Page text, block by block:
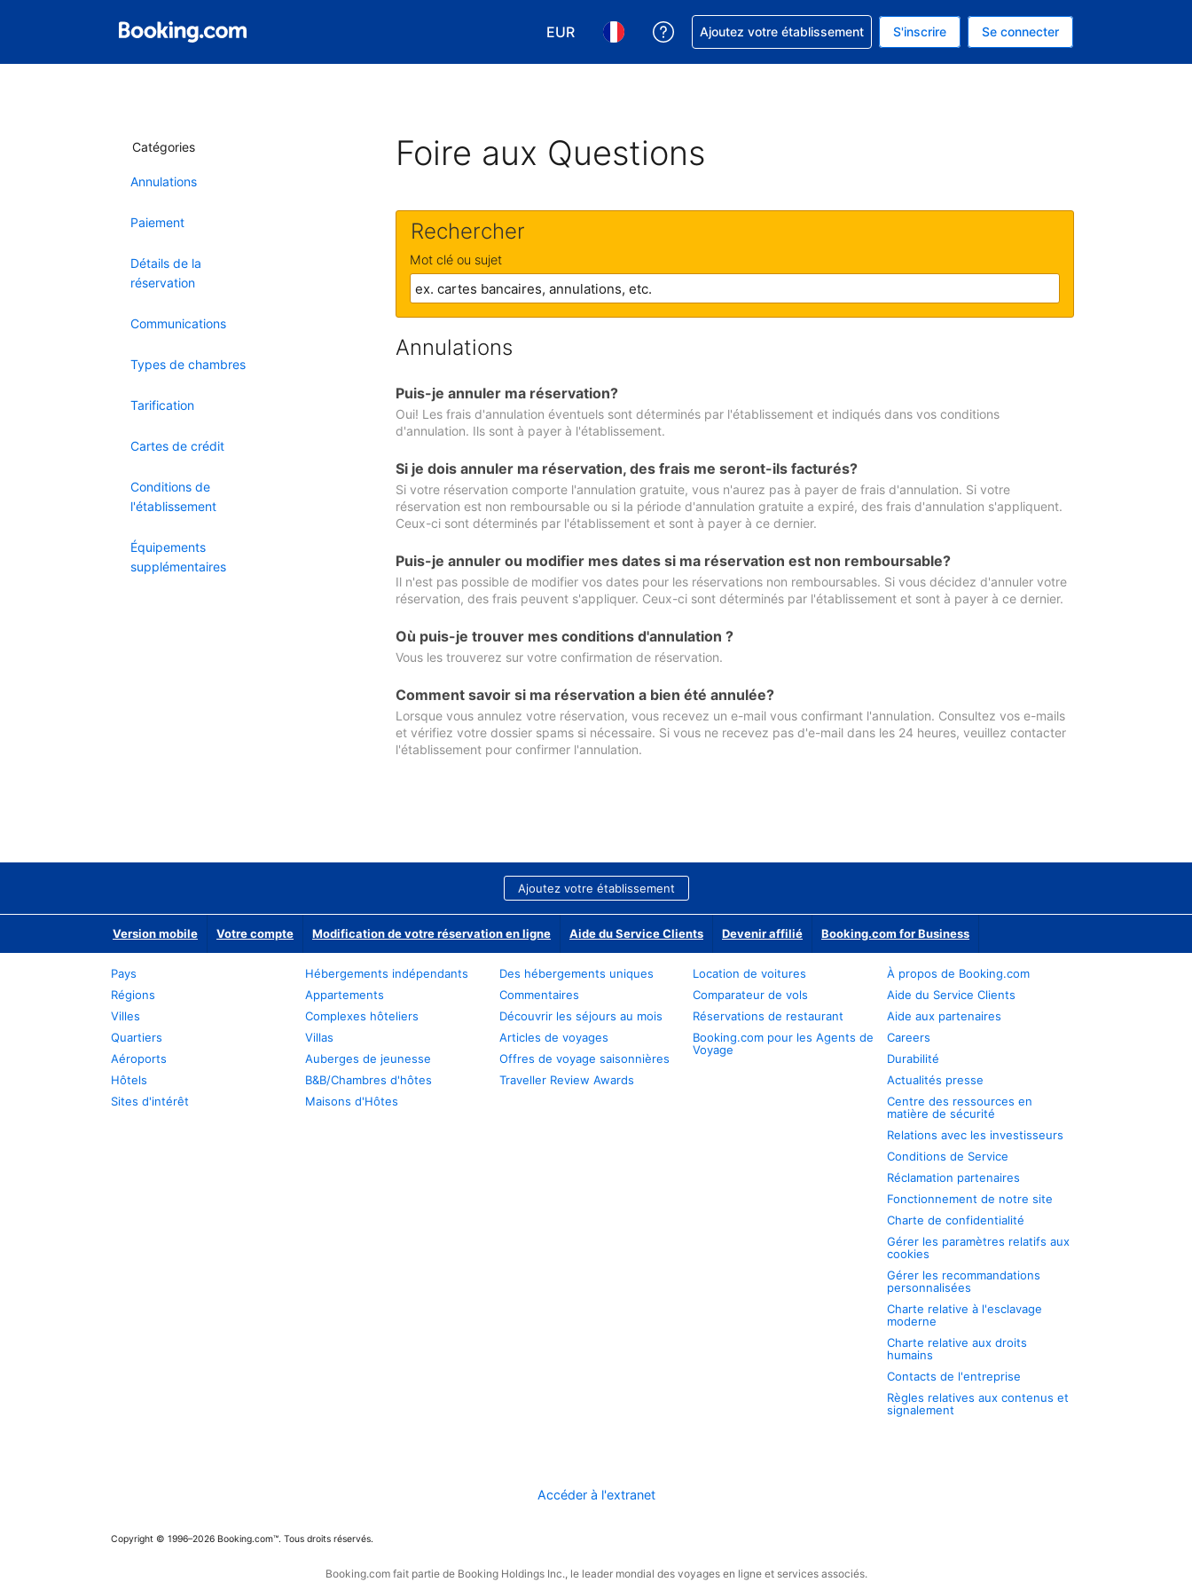
EUR
Choisissez votre devise. Votre devise actuelle est celle-ci : EUR.
Choisissez votre langue. Votre langue actuelle est celle-ci : Français.
Obtenez de l'aide concernant votre réservation
Ajoutez votre établissement S'inscrire Se connecter
Catégories
Annulations
Paiement
Détails de la
réservation
Communications
Types de chambres
Tarification
Cartes de crédit
Conditions de
l'établissement
Équipements
supplémentaires
Foire aux Questions
Rechercher
Mot clé ou sujet
Annulations
Puis-je annuler ma réservation?
Oui! Les frais d'annulation éventuels sont déterminés par l'établissement et indiqués dans vos conditions
d'annulation. Ils sont à payer à l'établissement.
Si je dois annuler ma réservation, des frais me seront-ils facturés?
Si votre réservation comporte l'annulation gratuite, vous n'aurez pas à payer de frais d'annulation. Si votre
réservation est non remboursable ou si la période d'annulation gratuite a expiré, des frais d'annulation s'appliquent.
Ceux-ci sont déterminés par l'établissement et sont à payer à ce dernier.
Puis-je annuler ou modifier mes dates si ma réservation est non remboursable?
Il n'est pas possible de modifier vos dates pour les réservations non remboursables. Si vous décidez d'annuler votre
réservation, des frais peuvent s'appliquer. Ceux-ci sont déterminés par l'établissement et sont à payer à ce dernier.
Où puis-je trouver mes conditions d'annulation ?
Vous les trouverez sur votre confirmation de réservation.
Comment savoir si ma réservation a bien été annulée?
Lorsque vous annulez votre réservation, vous recevez un e-mail vous confirmant l'annulation. Consultez vos e-mails
et vérifiez votre dossier spams si nécessaire. Si vous ne recevez pas d'e-mail dans les 24 heures, veuillez contacter
l'établissement pour confirmer l'annulation.
Ajoutez votre établissement
Version mobile Votre compte Modification de votre réservation en ligne Aide du Service Clients Devenir affilié Booking.com for Business
Pays
Régions
Villes
Quartiers
Aéroports
Hôtels
Sites d'intérêt
Hébergements indépendants
Appartements
Complexes hôteliers
Villas
Auberges de jeunesse
B&B/Chambres d'hôtes
Maisons d'Hôtes
Des hébergements uniques
Commentaires
Découvrir les séjours au mois
Articles de voyages
Offres de voyage saisonnières
Traveller Review Awards
Location de voitures
Comparateur de vols
Réservations de restaurant
Booking.com pour les Agents de
Voyage
À propos de Booking.com
Aide du Service Clients
Aide aux partenaires
Careers
Durabilité
Actualités presse
Centre des ressources en
matière de sécurité
Relations avec les investisseurs
Conditions de Service
Réclamation partenaires
Fonctionnement de notre site
Charte de confidentialité
Gérer les paramètres relatifs aux
cookies
Gérer les recommandations
personnalisées
Charte relative à l'esclavage
moderne
Charte relative aux droits
humains
Contacts de l'entreprise
Règles relatives aux contenus et
signalement
Accéder à l'extranet
Copyright © 1996–2026 Booking.com™. Tous droits réservés.
Booking.com fait partie de Booking Holdings Inc., le leader mondial des voyages en ligne et services associés.